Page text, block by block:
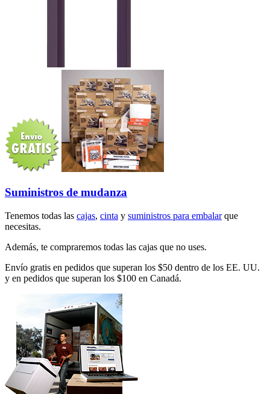
Suministros de mudanza
Tenemos todas las cajas, cinta y suministros para embalarque
necesitas.
Además, te compraremos todas las cajas que no uses.
Envío gratis en pedidos que superan los $50 dentro de los EE. UU.
y en pedidos que superan los $100 en Canadá.